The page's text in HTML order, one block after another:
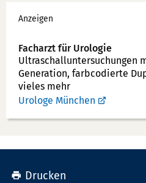
n
u
m
m
e
r:
Werbung
Anzeigen
Facharzt für Urologie
Ultraschallunter­suchungen
Generation, farbcodierte
vieles mehr
Urologe München
Drucken